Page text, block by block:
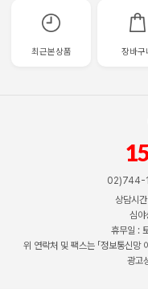
최근본상품 장바구
02)744-
상담시
심
휴무일 :
위 연락처 및 팩스는 「정보통신망
광고